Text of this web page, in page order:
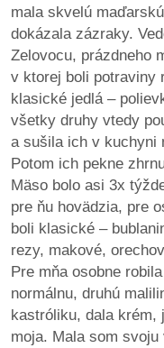
mala skvelú maďarskú
dokázala zázraky.
Zelovocu, prázdneho
v ktorej boli potraviny
klasické jedlá –
všetky druhy vtedy
a sušila ich v kuchyni
Potom ich pekne
Mäso bolo asi 3x
pre ňu hovädzia, pre
boli klasické –
rezy, makové,
Pre mňa osobne
normálnu, druhú
kastróliku, dala
moja. Mala som